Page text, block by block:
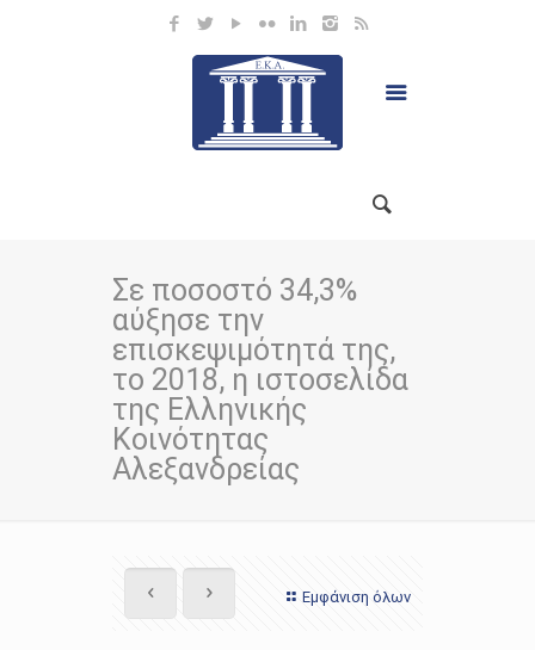
Σε ποσοστό 34,3%
αύξησε την
επισκεψιμότητά της,
το 2018, η ιστοσελίδα
της Ελληνικής
Κοινότητας
Αλεξανδρείας
Εμφάνιση όλων